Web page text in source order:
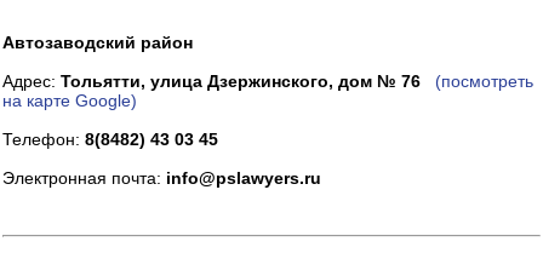
Автозаводский район
Адрес: Тольятти, улица Дзержинского, дом № 76
(посмотреть
на карте Google)
Телефон: 8(8482) 43 03 45
Электронная почта: info@pslawyers.ru